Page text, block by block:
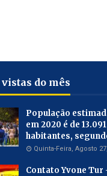
do mês
População
em 2020 é de 13.091
habitantes,
Quinta-Feira, Agosto
Contato Yvone Tur